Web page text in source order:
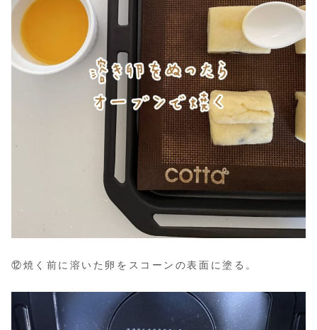
⑫焼く前に溶いた卵をスコーンの表面に塗る。